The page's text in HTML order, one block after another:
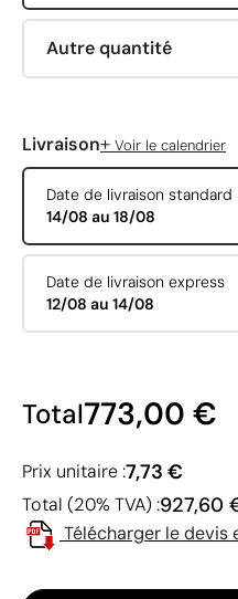
Autre quantité
Livraison+ Voir le calendrier
Date de livraison standard
14/08 au 18/08
Date de livraison express
12/08 au 14/08
Total773,00 €
Prix unitaire :7,73 €
Total (20% TVA) :927,60
Télécharger le devis